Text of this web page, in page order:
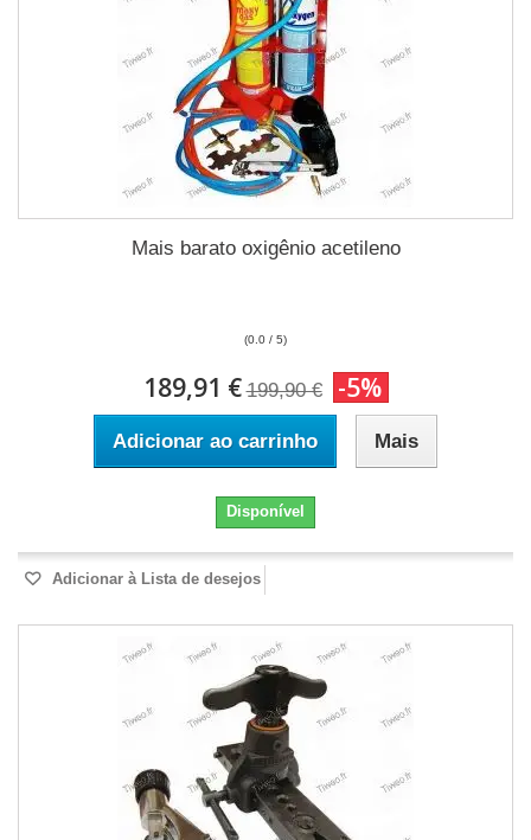
Mais barato oxigênio acetileno
(0.0 / 5)
189,91 € 199,90 € -5%
Adicionar ao carrinho Mais
Disponível
Adicionar à Lista de desejos